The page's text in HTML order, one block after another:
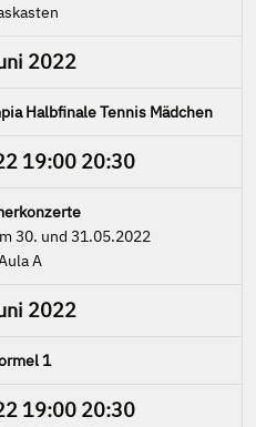
2022
Halbfinale Tennis Mädchen
19:00 20:30
30. und 31.05.2022
A
2022
1
19:00 20:30